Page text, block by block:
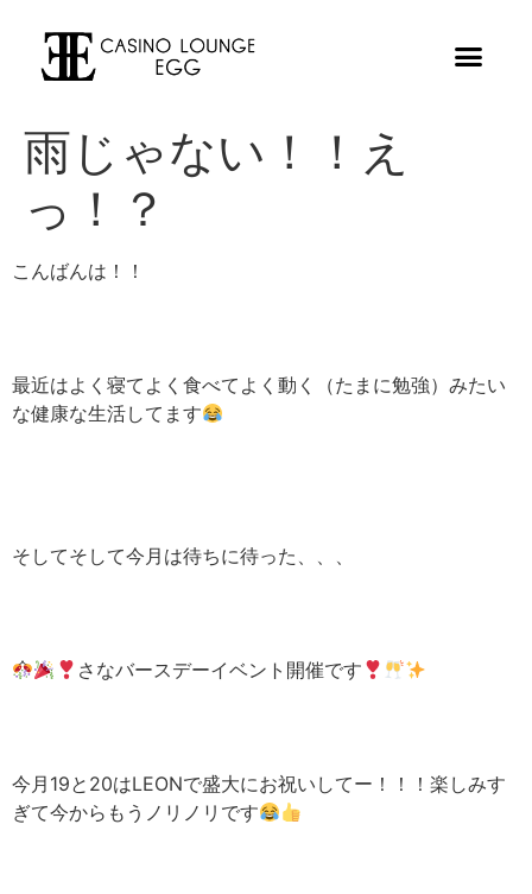
雨じゃない！！え
っ！？
こんばんは！！
最近はよく寝てよく食べてよく動く（たまに勉強）みたい
な健康な生活してます
そしてそして今月は待ちに待った、、、
さなバースデーイベント開催です
今月19と20はLEONで盛大にお祝いしてー！！！楽しみす
ぎて今からもうノリノリです